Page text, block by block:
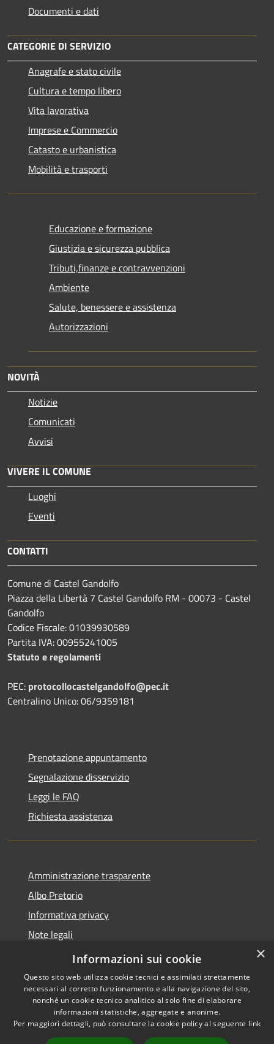
Documenti e dati
CATEGORIE DI SERVIZIO
Anagrafe e stato civile
Cultura e tempo libero
Vita lavorativa
Imprese e Commercio
Catasto e urbanistica
Mobilità e trasporti
Educazione e formazione
Giustizia e sicurezza pubblica
Tributi,finanze e contravvenzioni
Ambiente
Salute, benessere e assistenza
Autorizzazioni
NOVITÀ
Notizie
Comunicati
Avvisi
VIVERE IL COMUNE
Luoghi
Eventi
CONTATTI
Comune di Castel Gandolfo
Piazza della Libertà 7 Castel Gandolfo RM - 00073 - Castel
Gandolfo
Codice Fiscale: 01039930589
Partita IVA: 00955241005
Statuto e regolamenti
PEC: protocollocastelgandolfo@pec.it
Centralino Unico: 06/9359181
Prenotazione appuntamento
Segnalazione disservizio
Leggi le FAQ
Richiesta assistenza
Amministrazione trasparente
Albo Pretorio
Informativa privacy
Note legali
Dichiarazione di accessibilità
Accessibilità
Copyright © 2026 • Comune di
Castel Gandolfo • Powered by
×
Informazioni sui cookie
Questo sito web utilizza cookie tecnici e assimilati strettamente
necessari al corretto funzionamento e alla navigazione del sito,
nonché un cookie tecnico analitico al solo fine di elaborare
informazioni statistiche, aggregate e anonime.
Per maggiori dettagli, può consultare la cookie policy al seguente link